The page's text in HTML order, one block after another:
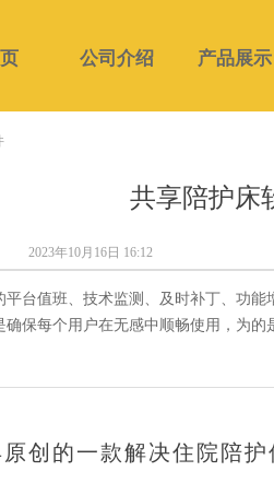
公司介绍 产品展示
共享陪护床
创的一款解决住院陪
2023年10月16日 16:12
台值班、技术监测、及时补丁、功能
保每个用户在无感中顺畅使用，为的